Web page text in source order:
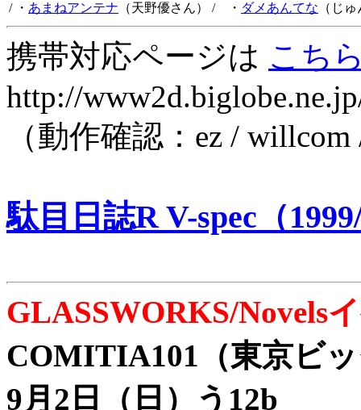
/ ・ あまねアンテナ （天野優さん） / ・ ダメあんてな （じ
携帯対応ページは こち
http://
（動作確認：ez /
駄目日誌R V-spec（
GLASSWORKS/Novels
COMITIA101（東京ビ
9月2日（日）う12b